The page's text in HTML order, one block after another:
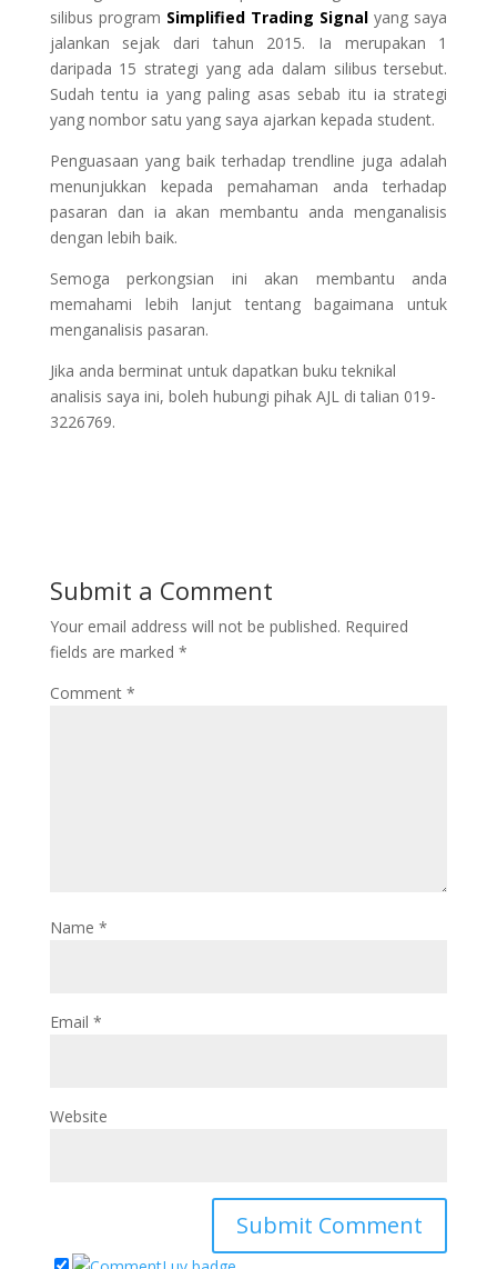
silibus program Simplified Trading Signal yang saya
jalankan sejak dari tahun 2015. Ia merupakan 1
daripada 15 strategi yang ada dalam silibus tersebut.
Sudah tentu ia yang paling asas sebab itu ia strategi
yang nombor satu yang saya ajarkan kepada student.
Penguasaan yang baik terhadap trendline juga adalah
menunjukkan kepada pemahaman anda terhadap
pasaran dan ia akan membantu anda menganalisis
dengan lebih baik.
Semoga perkongsian ini akan membantu anda
memahami lebih lanjut tentang bagaimana untuk
menganalisis pasaran.
Jika anda berminat untuk dapatkan buku teknikal
analisis saya ini, boleh hubungi pihak AJL di talian 019-
3226769.
Submit a Comment
Your email address will not be published. Required
fields are marked *
Comment *
Name *
Email *
Website